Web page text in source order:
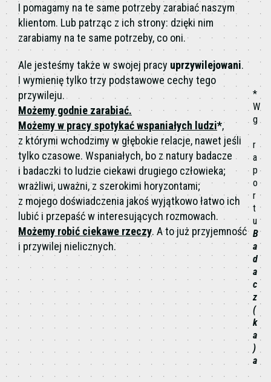
I pomagamy na te same potrzeby zarabiać naszym
klientom. Lub patrząc z ich strony: dzięki nim
zarabiamy na te same potrzeby, co oni.
Ale jesteśmy także w swojej pracy uprzywilejowani.
I wymienię tylko trzy podstawowe cechy tego
przywileju.
Możemy godnie zarabiać.
Możemy w pracy spotykać wspaniałych ludzi*,
z którymi wchodzimy w głębokie relacje, nawet jeśli
tylko czasowe. Wspaniałych, bo z natury badacze
i badaczki to ludzie ciekawi drugiego człowieka;
wrażliwi, uważni, z szerokimi horyzontami;
z mojego doświadczenia jakoś wyjątkowo łatwo ich
lubić i przepaść w interesujących rozmowach.
Możemy robić ciekawe rzeczy. A to już przyjemność
i przywilej nielicznych.
*
W
g
r
a
p
o
r
t
u
B
a
d
a
c
z
(
k
a
)
a